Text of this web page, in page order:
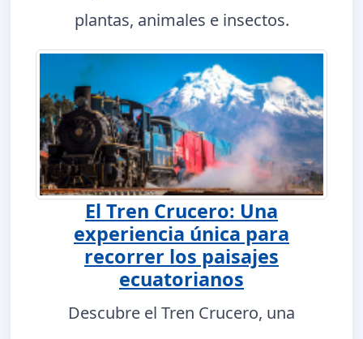
plantas, animales e insectos.
El Tren Crucero: Una
experiencia única para
recorrer los paisajes
ecuatorianos
Descubre el Tren Crucero, una